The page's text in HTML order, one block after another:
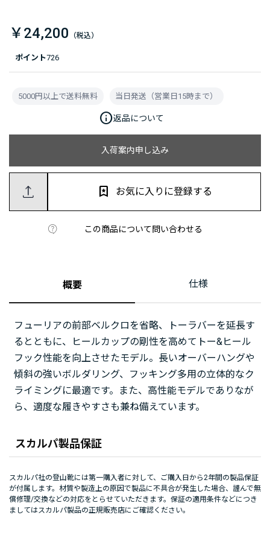
ポイント726
￥24,200
入荷案内申し込み
この商品について問い合わせる
お気に入りに登録する
5000円以上で送料無料 当日発送（営業日15時まで）
info返品について
概要 仕様
フューリアの前部ベルクロを省略、トーラバーを延長す
るとともに、ヒールカップの剛性を高めてトー&ヒール
フック性能を向上させたモデル。長いオーバーハングや
傾斜の強いボルダリング、フッキング多用の立体的なク
ライミングに最適です。また、高性能モデルでありなが
ら、適度な履きやすさも兼ね備えています。
スカルパ製品保証
スカルパ社の登山靴には第一購入者に対して、ご購入日から2年間の製品保証
が付属します。材質や製造上の原因で製品に不具合が発生した場合、謹んで無
償修理/交換などの対応をとらせていただきます。保証の適用条件などにつき
ましてはスカルパ製品の正規販売店にご確認ください。